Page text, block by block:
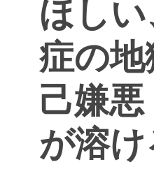
ほし
症の地
己嫌悪
が溶け